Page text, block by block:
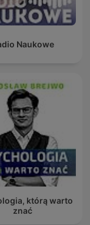
Naukowe
którą warto
znać